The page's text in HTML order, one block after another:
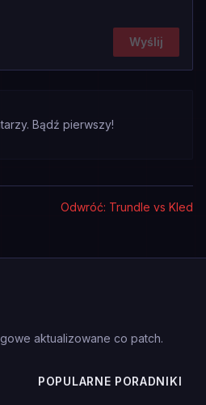
Wyślij
Bądź pierwszy!
Odwróć: Trundle vs Kled
aktualizowane co patch.
POPULARNE PORADNIKI